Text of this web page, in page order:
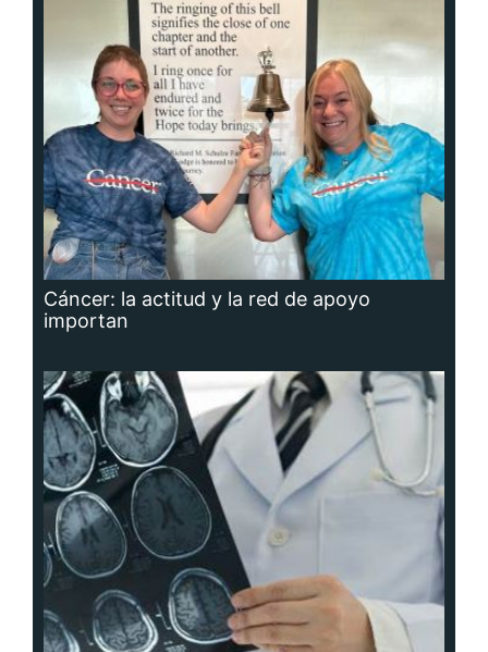
Cáncer: la actitud y la red de apoyo
importan